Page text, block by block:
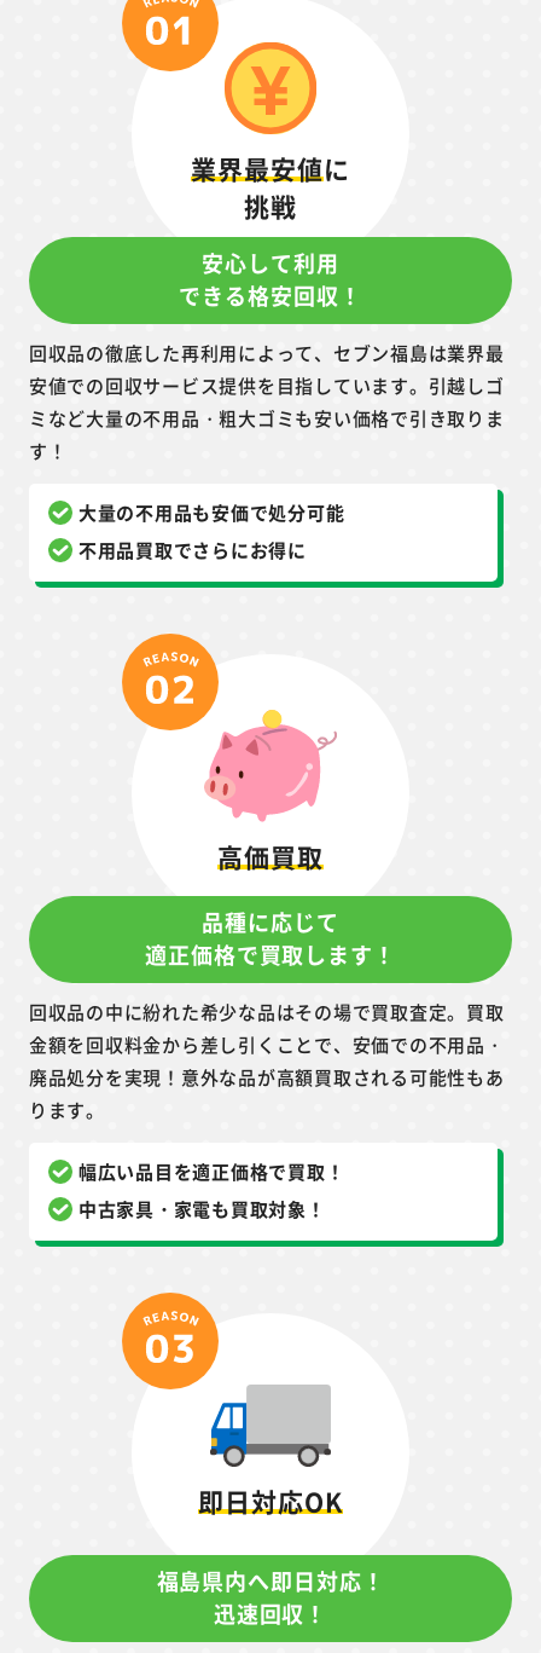
業界最安値に
挑戦
安心して利用
できる格安回収！
回収品の徹底した再利用によって、セブン福島は業界最
安値での回収サービス提供を目指しています。引越しゴ
ミなど大量の不用品・粗大ゴミも安い価格で引き取りま
す！
大量の不用品も安価で処分可能
不用品買取でさらにお得に
高価買取
品種に応じて
適正価格で買取します！
回収品の中に紛れた希少な品はその場で買取査定。買取
金額を回収料金から差し引くことで、安価での不用品・
廃品処分を実現！意外な品が高額買取される可能性もあ
ります。
幅広い品目を適正価格で買取！
中古家具・家電も買取対象！
即日対応OK
福島県内へ即日対応！
迅速回収！